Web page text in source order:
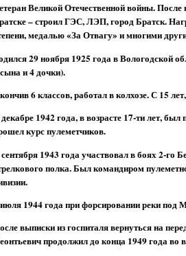
Великой Отечественной войны.
– строил ГЭС, ЛЭП, город Братск.
медалью «За Отвагу» и многими
29 ноября 1925 года в Вологодской
и 4 дочки).
6 классов, работал в колхозе. С 15
1942 года, в возрасте 17-ти лет,
курс пулеметчиков.
1943 года участвовал в боях 2-го
полка. Был командиром
1944 года при форсировании реки под
выписки из госпиталя вернуться на
продолжил до конца 1949 года во